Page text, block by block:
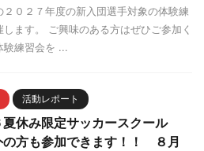
２０２７年度の新入団選手対象の体験練
します。 ご興味のある方はぜひご参加く
験練習会を ...
活動レポート
夏休み限定サッカースクール
の方も参加できます！！ ８月